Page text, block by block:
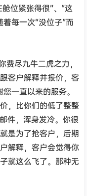
位紧张得很”、“这
每一次“没位子”而
费尽九牛二虎之力，
客户解释并报价，客
一直以来的服务。
，比你们的低了整整
件，浑身发冷。你很
是为了抢客户，后期
解释，客户会觉得你
就这么飞了。那种无